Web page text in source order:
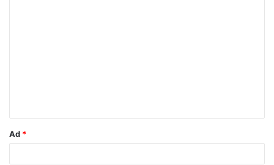
Ad *